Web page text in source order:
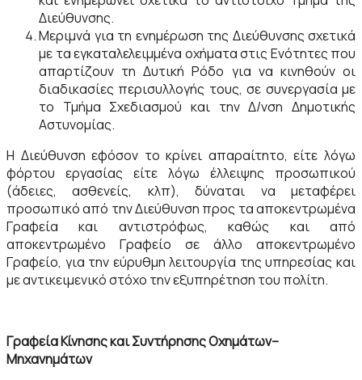
Διεύθυνσης.
Μεριμνά για τη ενημέρωση της Διεύθυνσης σχετικά
με τα εγκαταλελειμμένα οχήματα στις Ενότητες που
απαρτίζουν τη Δυτική Ρόδο για να κινηθούν οι
διαδικασίες περισυλλογής τους, σε συνεργασία με
το Τμήμα Σχεδιασμού και την Δ/νση Δημοτικής
Αστυνομίας.
Η Διεύθυνση εφόσον το κρίνει απαραίτητο, είτε λόγω
φόρτου εργασίας είτε λόγω έλλειψης προσωπικού
(άδειες, ασθενείς, κλπ), δύναται να μεταφέρει
προσωπικό από την Διεύθυνση προς τα αποκεντρωμένα
Γραφεία και αντιστρόφως, καθώς και από
αποκεντρωμένο Γραφείο σε άλλο αποκεντρωμένο
Γραφείο, για την εύρυθμη λειτουργία της υπηρεσίας και
με αντικειμενικό στόχο την εξυπηρέτηση του πολίτη.
Γραφεία Κίνησης και Συντήρησης Οχημάτων–
Μηχανημάτων